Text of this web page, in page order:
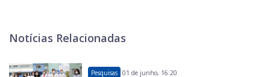
Notícias Relacionadas
Pesquisas 01 de junho, 16:20